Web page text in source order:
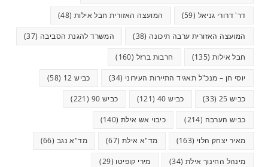
דר' דרורי גניאל (59) המועצה האזורית חבל אילות (48)
המועצה האזורית ערבה תיכונה (38) המשרד להגנת הסביבה (37)
חבל אילות (135) חרבות ברזל (160)
יוסי חן – מנכ"ל תאגיד התיירות העירוני (34) כביש 12 (58)
כביש 25 (33) כביש 40 (121) כביש 90 (221)
כביש הערבה (214) כיבוי אש אילת (140)
מאיר יצחק הלוי (163) מד"א אילת (67) מד"א נגב (66)
מינהל החינוך אילת (34) מירי קופיטו (29)